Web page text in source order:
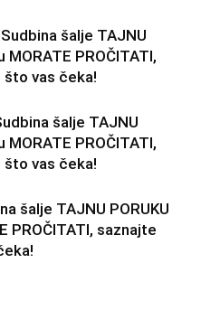
šalje TAJNU
MORATE PROČITATI,
vas čeka!
šalje TAJNU
MORATE PROČITATI,
vas čeka!
šalje TAJNU PORUKU
PROČITATI, saznajte